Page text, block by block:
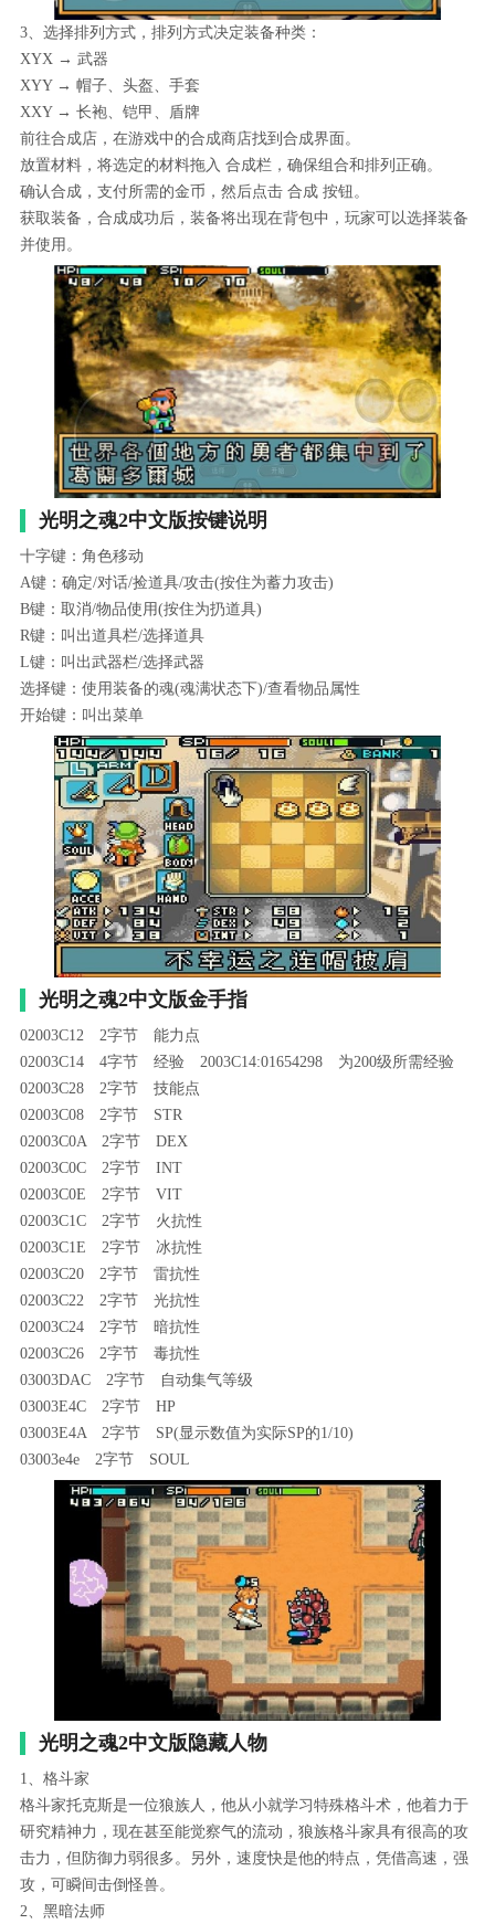
3、选择排列方式，排列方式决定装备种类：
XYX → 武器
XYY → 帽子、头盔、手套
XXY → 长袍、铠甲、盾牌
前往合成店，在游戏中的合成商店找到合成界面。
放置材料，将选定的材料拖入 合成栏，确保组合和排列正确。
确认合成，支付所需的金币，然后点击 合成 按钮。
获取装备，合成成功后，装备将出现在背包中，玩家可以选择装备
并使用。
光明之魂2中文版按键说明
十字键：角色移动
A键：确定/对话/捡道具/攻击(按住为蓄力攻击)
B键：取消/物品使用(按住为扔道具)
R键：叫出道具栏/选择道具
L键：叫出武器栏/选择武器
选择键：使用装备的魂(魂满状态下)/查看物品属性
开始键：叫出菜单
光明之魂2中文版金手指
02003C12 2字节 能力点
02003C14 4字节 经验 2003C14:01654298 为200级所需经验
02003C28 2字节 技能点
02003C08 2字节 STR
02003C0A 2字节 DEX
02003C0C 2字节 INT
02003C0E 2字节 VIT
02003C1C 2字节 火抗性
02003C1E 2字节 冰抗性
02003C20 2字节 雷抗性
02003C22 2字节 光抗性
02003C24 2字节 暗抗性
02003C26 2字节 毒抗性
03003DAC 2字节 自动集气等级
03003E4C 2字节 HP
03003E4A 2字节 SP(显示数值为实际SP的1/10)
03003e4e 2字节 SOUL
光明之魂2中文版隐藏人物
1、格斗家
格斗家托克斯是一位狼族人，他从小就学习特殊格斗术，他着力于
研究精神力，现在甚至能觉察气的流动，狼族格斗家具有很高的攻
击力，但防御力弱很多。另外，速度快是他的特点，凭借高速，强
攻，可瞬间击倒怪兽。
2、黑暗法师